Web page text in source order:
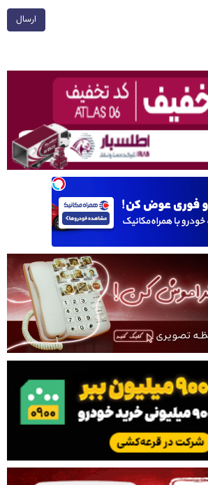
ارسال